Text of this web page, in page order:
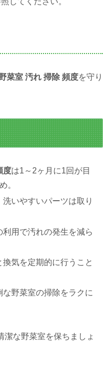
菜室 汚れ 掃除 頻度を守り
度は1～2ヶ月に1回が目
。
いやすいパーツは取り
用で汚れの発生を減ら
気を定期的に行うこと
野菜室の掃除をラクに
潔な野菜室を保ちましょ